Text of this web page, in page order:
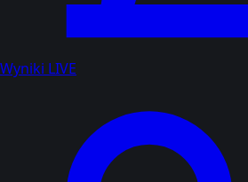
Wyniki LIVE